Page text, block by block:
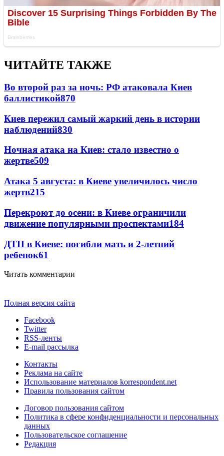
ЧИТАЙТЕ ТАКЖЕ
Во второй раз за ночь: РФ атаковала Киев
баллистикой870
Киев пережил самый жаркий день в истории
наблюдений830
Ночная атака на Киев: стало известно о
жертве509
Атака 5 августа: в Киеве увеличилось число
жертв215
Перекроют до осени: в Киеве ограничили
движение популярными проспектами184
ДТП в Киеве: погибли мать и 2-летний
ребенок61
Читать комментарии
Полная версия сайта
Facebook
Twitter
RSS-ленты
E-mail рассылка
Контакты
Реклама на сайте
Использование материалов korrespondent.net
Правила пользования сайтом
Договор пользования сайтом
Политика в сфере конфиденциальности и персональных
данных
Пользовательское соглашение
Редакция